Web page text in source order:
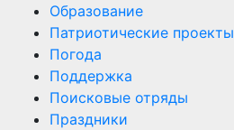
Образование
Патриотические проекты
Погода
Поддержка
Поисковые отряды
Праздники